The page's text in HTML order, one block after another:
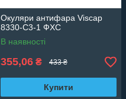
Окуляри антифара Viscap
8330-C3-1 ФХС
В наявності
355,06 ₴ 433 ₴
Купити